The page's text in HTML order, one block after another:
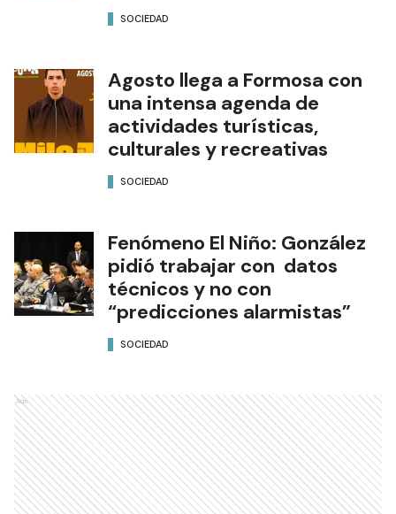
SOCIEDAD
Agosto llega a Formosa con
una intensa agenda de
actividades turísticas,
culturales y recreativas
SOCIEDAD
Fenómeno El Niño: González
pidió trabajar con datos
técnicos y no con
“predicciones alarmistas”
SOCIEDAD
Ads